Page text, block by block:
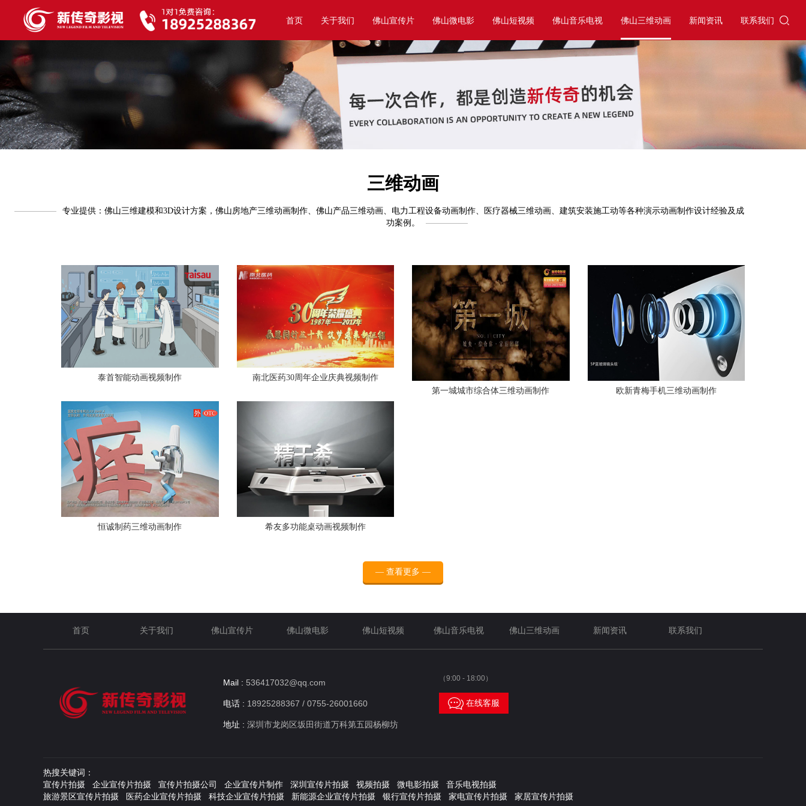
首页 关于我们 佛山宣传片 佛山微电影 佛山短视频 佛山音乐电视 佛山三维动画 新闻资讯 联系我们
三维动画
专业提供：佛山三维建模和3D设计方案，佛山房地产三维动画制作、佛山产品三维动画、电力工程设备动画制作、医疗器械三维动画、建筑安装施工动等各种演示动画制作设计经验及成
功案例。
泰首智能动画视频制作
南北医药30周年企业庆典视频制作
第一城城市综合体三维动画制作
欧新青梅手机三维动画制作
恒诚制药三维动画制作
希友多功能桌动画视频制作
— 查看更多 —
首页 关于我们 佛山宣传片 佛山微电影 佛山短视频 佛山音乐电视 佛山三维动画 新闻资讯 联系我们
Mail : 536417032@qq.com
电话 : 18925288367 / 0755-26001660
地址 : 深圳市龙岗区坂田街道万科第五园杨柳坊
（9:00 - 18:00）
 在线客服
热搜关键词：
宣传片拍摄 企业宣传片拍摄 宣传片拍摄公司 企业宣传片制作 深圳宣传片拍摄 视频拍摄 微电影拍摄 音乐电视拍摄
旅游景区宣传片拍摄 医药企业宣传片拍摄 科技企业宣传片拍摄 新能源企业宣传片拍摄 银行宣传片拍摄 家电宣传片拍摄 家居宣传片拍摄